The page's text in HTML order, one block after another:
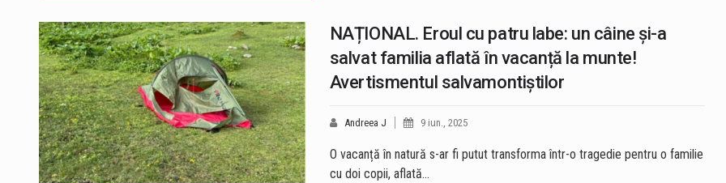
NAȚIONAL. Eroul cu patru labe: un câine și-a
salvat familia aflată în vacanță la munte!
Avertismentul salvamontiștilor
Andreea J 9 iun., 2025
O vacanță în natură s-ar fi putut transforma într-o tragedie pentru o familie
cu doi copii, aflată…